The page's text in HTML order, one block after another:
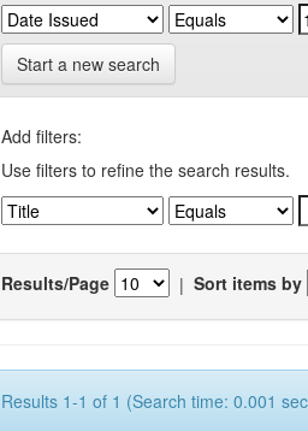
Start a new search
Add filters:
Use filters to refine the search results.
Results/Page | Sort items by
Results 1-1 of 1 (Search time: 0.001